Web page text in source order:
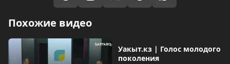
Похожие видео
Уакыт.кз | Голос молодого
поколения